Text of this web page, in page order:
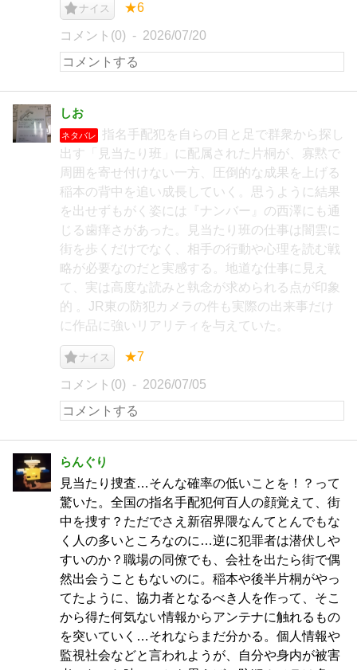
ナイス ★6
コメント(0) 2026/07/20
しお
ネタバレ
指名手配犯を自らの目と足で群衆から探し
出す「見当たり班」に配属された片桐が、寡黙で
周囲を寄せ付けない一方、圧倒的な成果を上げる
稲本の背中を追い成長していく。思うように結果
を出せずもがく姿には『ナンバー』の西澤にも通
じる歯痒さがあった。見当たり班の仕事は闇雲に
街を歩くだけでなく、相手の行動や心理を読む戦
略が必要なのだと実感する。地道な仕事に見え
て、実は高度な読みと執念が求められる点が印象
的 。JR東の防犯カメラの件も実際の出来事だけ
に作品に強いリアリティを与えていた。
ナイス ★7
コメント(0) 2026/07/05
らんぐり
見当たり捜査…そんな確率の低いことを！？って
驚いた。全国の指名手配犯何百人の顔覚えて、街
中を捜す？ただでさえ新宿界隈なんてとんでもな
く人の多いところなのに…逆に犯罪者は潜伏しや
すいのか？職場の同僚でも、会社を出たら街で偶
然出会うこともないのに。稲本や後半片桐がやっ
てたように、協力者となるべき人を作って、そこ
から得た何気ない情報からアンテナに触れるもの
を突いていく…それならまだ分かる。個人情報や
監視社会などと言われようが、自分や身内が被害